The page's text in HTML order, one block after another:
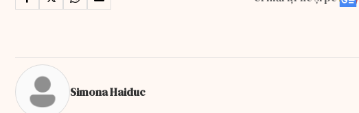
Simona Haiduc